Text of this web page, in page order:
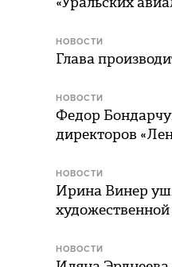
НОВОСТИ
Глава
НОВОСТИ
Федор
директоров
НОВОСТИ
Ирина Винер
НОВОСТИ